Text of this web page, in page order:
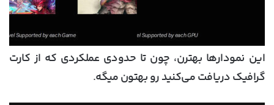
این نمودارها بهترن، چون تا حدودی عملکردی که از کارت
گرافیک دریافت می‌کنید رو بهتون میگه.